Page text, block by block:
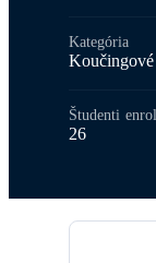
Kategória
26
Študenti